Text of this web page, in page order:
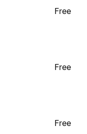
Free
Free
Free